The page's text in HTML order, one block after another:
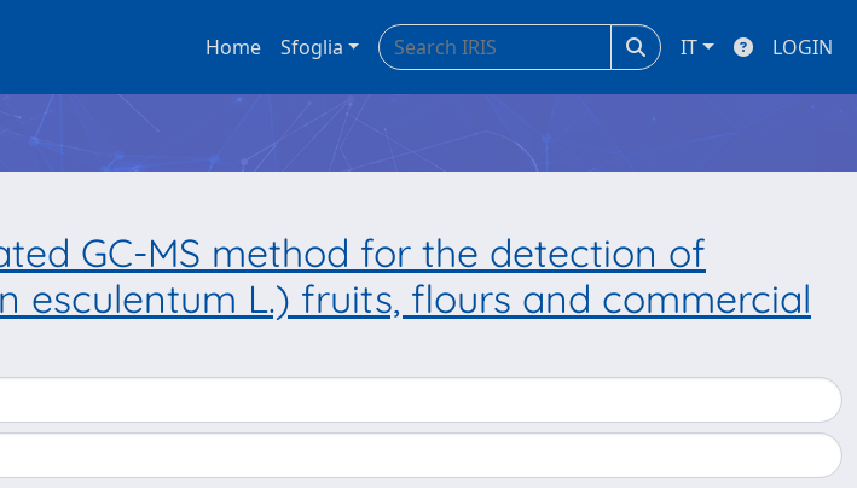
Home Sfoglia IT LOGIN
GC-MS method for the detection of
L.) fruits, flours and commercial